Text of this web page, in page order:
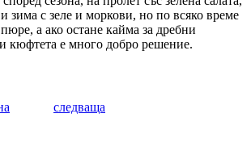
зима с зеле и моркови, но по всяко време
а ако остане кайма за дребни
кюфтета е много добро решение.
следваща